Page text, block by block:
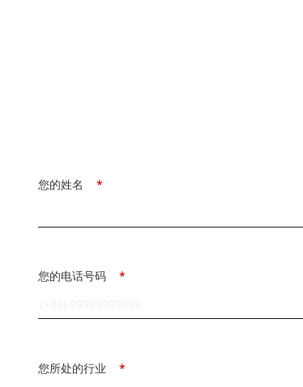
*
您的姓名
*
您的电话号码
*
您所处的行业